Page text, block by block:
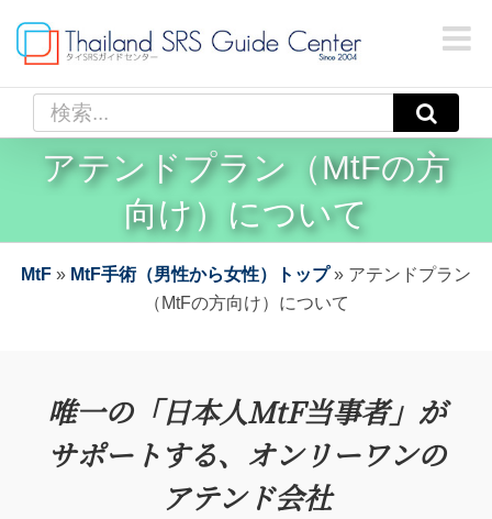
content
索
…アテンドプラン（MtFの方
向け）について
MtF » MtF手術（男性から女性）トップ» アテンドプラン
（MtFの方向け）について
唯一の「日本人MtF当事者」が
サポートする、オンリーワンの
アテンド会社